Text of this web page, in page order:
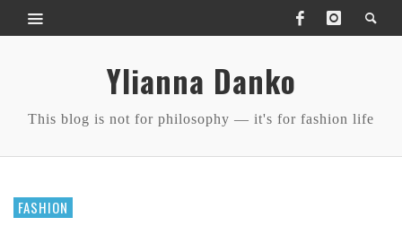
Ylianna Danko
This blog is not for philosophy — it's for fashion life
FASHION